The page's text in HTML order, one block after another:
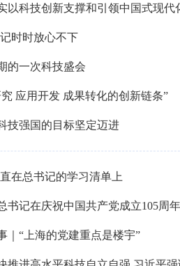
以科技创新支撑和引领中国式现代
时时放心不下
的一次科技盛会
应用开发 成果转化的创新链条”
技强国的目标坚定迈进
在总书记的学习清单上
｜“上海的党建重点是楼宇”